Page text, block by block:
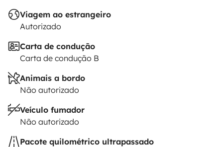
Viagem ao estrangeiro
Autorizado
Carta de condução
Carta de condução B
Animais a bordo
Não autorizado
Veículo fumador
Não autorizado
Pacote quilométrico ultrapassado